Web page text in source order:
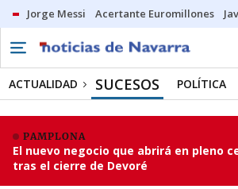
Jorge Messi Acertante Euromillones
ACTUALIDAD SUCESOS POLÍTICA
PAMPLONA
El nuevo negocio que abrirá en pleno
tras el cierre de Devoré